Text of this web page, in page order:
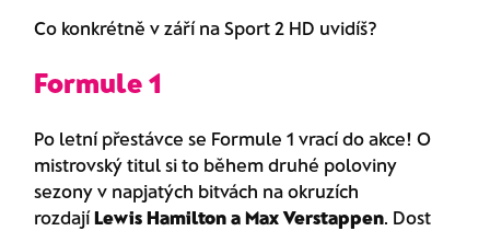
Co konkrétně v září na Sport 2 HD uvidíš?
Formule 1
Po letní přestávce se Formule 1 vrací do akce! O
mistrovský titul si to během druhé poloviny
sezony v napjatých bitvách na okruzích
rozdajíLewis Hamilton a Max Verstappen. Dost